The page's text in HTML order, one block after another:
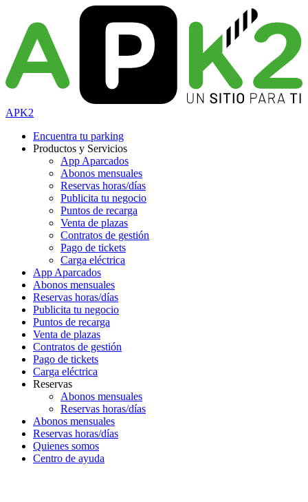
APK2
Encuentra tu parking
Productos y Servicios
App Aparcados
Abonos mensuales
Reservas horas/días
Publicita tu negocio
Puntos de recarga
Venta de plazas
Contratos de gestión
Pago de tickets
Carga eléctrica
App Aparcados
Abonos mensuales
Reservas horas/días
Publicita tu negocio
Puntos de recarga
Venta de plazas
Contratos de gestión
Pago de tickets
Carga eléctrica
Reservas
Abonos mensuales
Reservas horas/días
Abonos mensuales
Reservas horas/días
Quienes somos
Centro de ayuda